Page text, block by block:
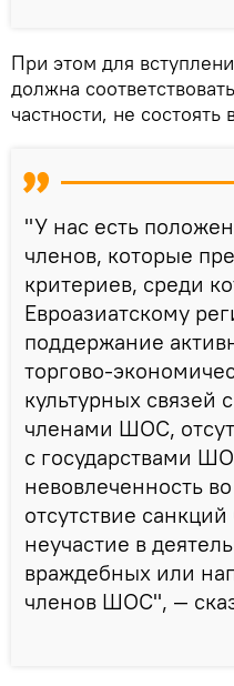
При этом для
должна
частности, не
"У нас есть
членов, которые
критериев, среди
Евроазиатскому
поддержание
торгово-
культурных связей
членами ШОС,
с государствами
невовлеченность
отсутствие
неучастие в
враждебных или
членов ШОС", —